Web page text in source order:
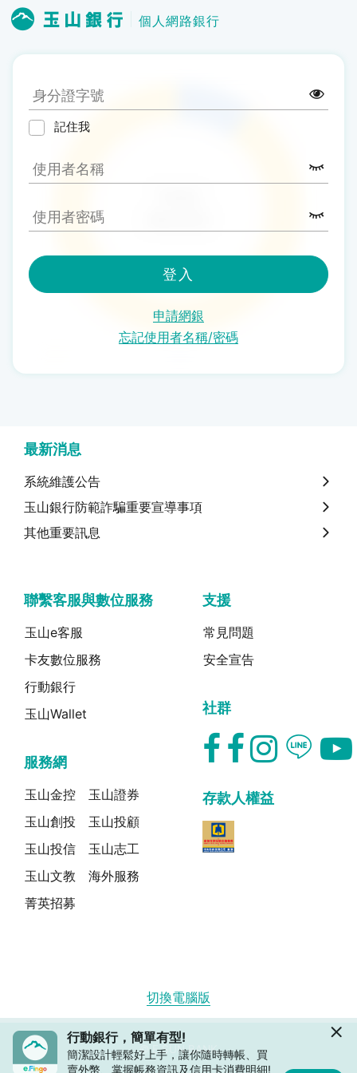
個人網路銀行
記住我
登入
申請網銀
忘記使用者名稱/密碼
最新消息
系統維護公告
玉山銀行防範詐騙重要宣導事項
其他重要訊息
聯繫客服與數位服務
玉山e客服
卡友數位服務
行動銀行
玉山Wallet
支援
常見問題
安全宣告
服務網
玉山金控
玉山證券
玉山創投
玉山投顧
玉山投信
玉山志工
玉山文教
海外服務
菁英招募
社群
存款人權益
切換電腦版
© E.SUN BANK
行動銀行，簡單有型!
簡潔設計輕鬆好上手，讓你隨時轉帳、買
賣外幣、掌握帳務資訊及信用卡消費明細!